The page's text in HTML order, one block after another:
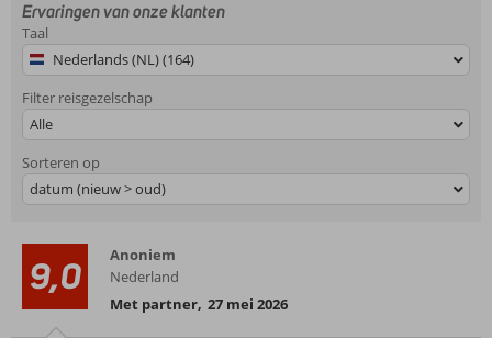
Ervaringen van onze klanten
Taal
Nederlands (NL) (164)
Filter reisgezelschap
Alle
Sorteren op
datum (nieuw > oud)
9,0
Anoniem
Nederland
Met partner, 27 mei 2026